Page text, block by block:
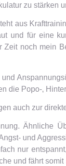
zu stärken
aus
und für eine
noch mein
die Popo-,
auch zur
Ähnliche
und
nur
und fährt